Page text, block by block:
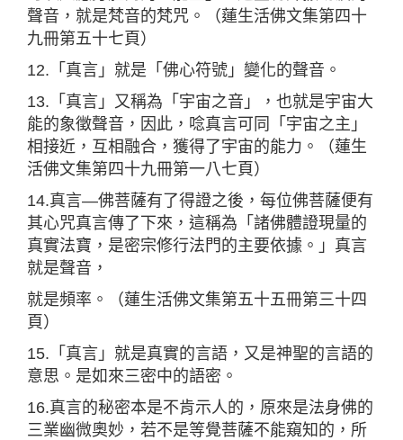
聲音，就是梵音的梵咒。（蓮生活佛文集第四十
九冊第五十七頁）
12.「真言」就是「佛心符號」變化的聲音。
13.「真言」又稱為「宇宙之音」，也就是宇宙大
能的象徵聲音，因此，唸真言可同「宇宙之主」
相接近，互相融合，獲得了宇宙的能力。（蓮生
活佛文集第四十九冊第一八七頁）
14.真言—佛菩薩有了得證之後，每位佛菩薩便有
其心咒真言傳了下來，這稱為「諸佛體證現量的
真實法寶，是密宗修行法門的主要依據。」真言
就是聲音，
就是頻率。（蓮生活佛文集第五十五冊第三十四
頁）
15.「真言」就是真實的言語，又是神聖的言語的
意思。是如來三密中的語密。
16.真言的秘密本是不肯示人的，原來是法身佛的
三業幽微奧妙，若不是等覺菩薩不能窺知的，所